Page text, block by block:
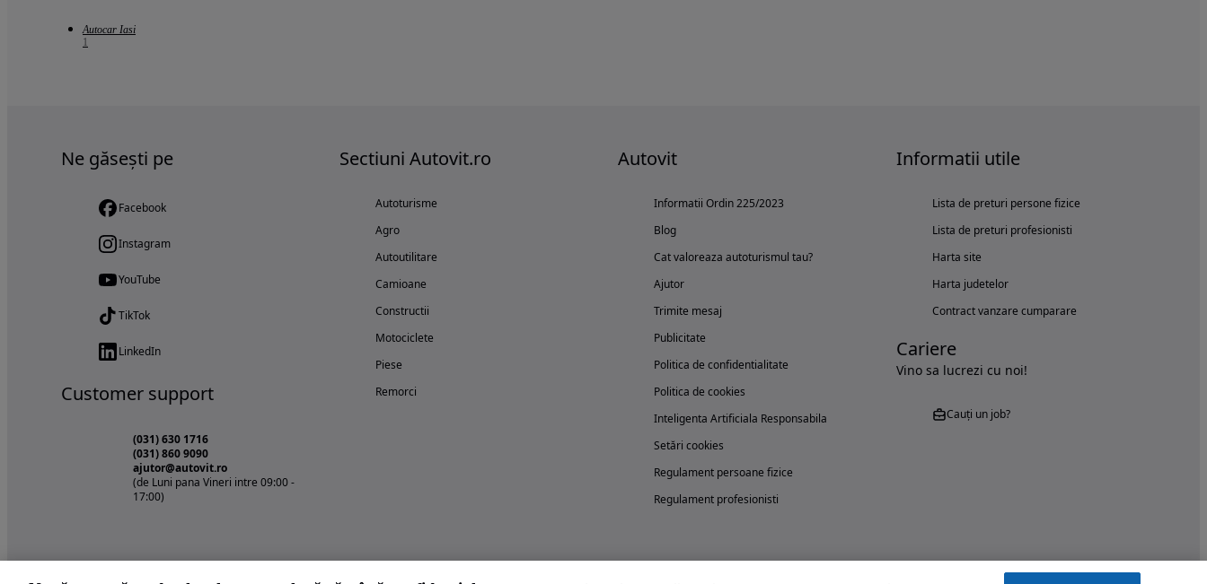
Autocar Iasi
1
Ne găsești pe
Facebook
Instagram
YouTube
TikTok
LinkedIn
Customer support
(031) 630 1716
(031) 860 9090
ajutor@autovit.ro
(de Luni pana Vineri intre 09:00 -
17:00)
Sectiuni Autovit.ro
Autoturisme
Agro
Autoutilitare
Camioane
Constructii
Motociclete
Piese
Remorci
Autovit
Informatii Ordin 225/2023
Blog
Cat valoreaza autoturismul tau?
Ajutor
Trimite mesaj
Publicitate
Politica de confidentialitate
Politica de cookies
Inteligenta Artificiala Responsabila
Setări cookies
Regulament persoane fizice
Regulament profesionisti
Informatii utile
Lista de preturi persone fizice
Lista de preturi profesionisti
Harta site
Harta judetelor
Contract vanzare cumparare
Cariere
Vino sa lucrezi cu noi!
Cauți un job?